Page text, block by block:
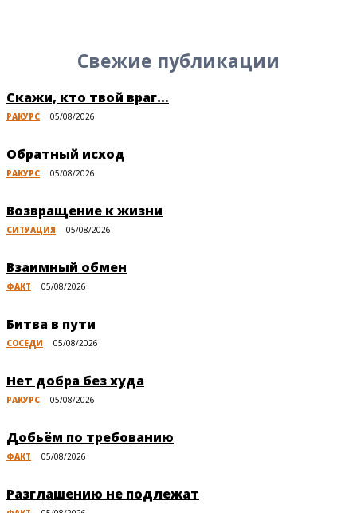
Свежие публикации
Скажи, кто твой враг…
РАКУРС 05/08/2026
Обратный исход
РАКУРС 05/08/2026
Возвращение к жизни
СИТУАЦИЯ 05/08/2026
Взаимный обмен
ФАКТ 05/08/2026
Битва в пути
СОСЕДИ 05/08/2026
Нет добра без худа
РАКУРС 05/08/2026
Добьём по требованию
ФАКТ 05/08/2026
Разглашению не подлежат